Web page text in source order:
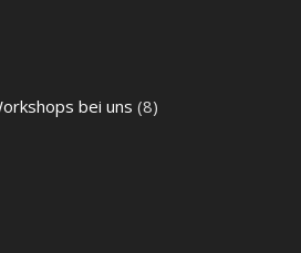
bei uns (8)